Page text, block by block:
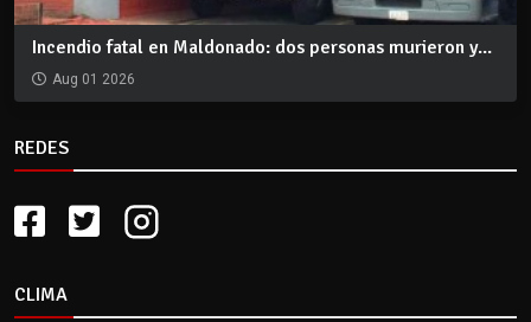
Incendio fatal en Maldonado: dos personas murieron y...
Aug 01 2026
REDES
CLIMA